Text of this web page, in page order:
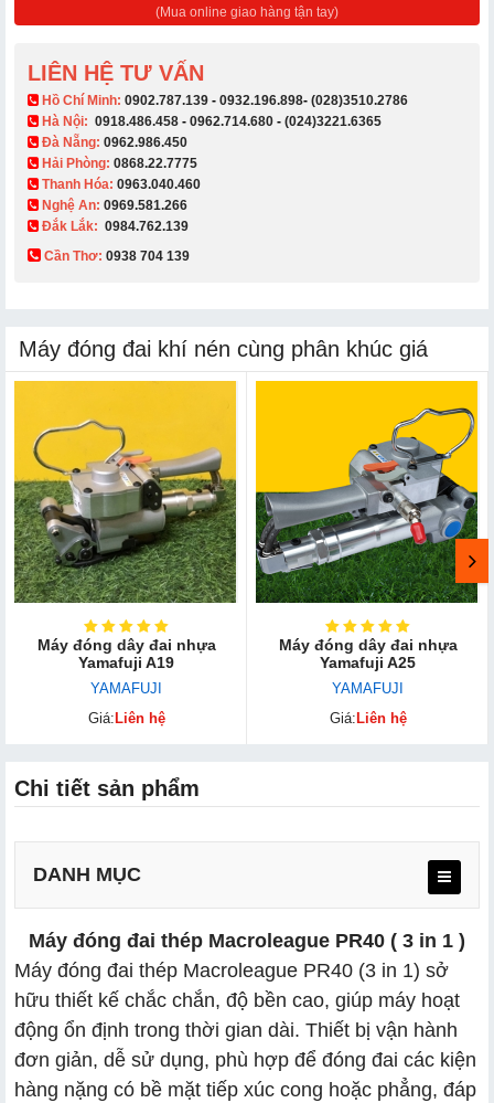
(Mua online giao hàng tận tay)
LIÊN HỆ TƯ VẤN
​ Hồ Chí Minh: 0902.787.139 - 0932.196.898- (028)3510.2786
Hà Nội: 0918.486.458 - 0962.714.680 - (024)3221.6365
Đà Nẵng: 0962.986.450
Hải Phòng: 0868.22.7775
Thanh Hóa: 0963.040.460
Nghệ An: 0969.581.266
Đắk Lắk: 0984.762.139
Cần Thơ: 0938 704 139​
Máy đóng đai khí nén cùng phân khúc giá
Máy đóng dây đai nhựa
Yamafuji A19
YAMAFUJI
Giá:Liên hệ
Máy đóng dây đai nhựa
Yamafu​ji A25
YAMAFUJI
Giá:Liên hệ
Chi tiết sản phẩm
DANH MỤC
Máy đóng đai thép Macroleague PR40 ( 3 in 1 )
Máy đóng đai thép Macroleague PR40 (3 in 1) sở
hữu thiết kế chắc chắn, độ bền cao, giúp máy hoạt
động ổn định trong thời gian dài. Thiết bị vận hành
đơn giản, dễ sử dụng, phù hợp để đóng đai các kiện
hàng nặng có bề mặt tiếp xúc cong hoặc phẳng, đáp